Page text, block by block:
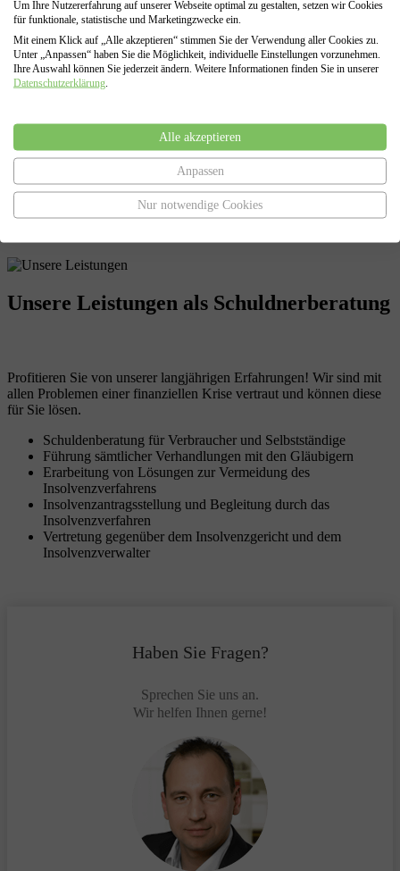
können.
Regel- oder Verbraucherinsolvenz
erstellen wir auf Grundlage aller zusammengetragenen Daten Ihren
Antrag auf Eröffnung der Insolvenz ( Privatinsolvenz oder
Regelinsolvenz) , sowie den Antrag auf Restschuldbefreiung.
Darüber hinaus vertreten wir Sie in allen Verfahrensabschnitten
eines Insolvenzverfahrens, von der Antragstellung bis zur Erteilung
der Restschuldbefreiung.
Unsere Leistungen als Schuldnerberatung
Profitieren Sie von unserer langjährigen Erfahrungen! Wir sind mit
allen Problemen einer finanziellen Krise vertraut und können diese
für Sie lösen.
Schuldenberatung für Verbraucher und Selbstständige
Führung sämtlicher Verhandlungen mit den Gläubigern
Erarbeitung von Lösungen zur Vermeidung des
Insolvenzverfahrens
Insolvenzantragsstellung und Begleitung durch das
Insolvenzverfahren
Vertretung gegenüber dem Insolvenzgericht und dem
Insolvenzverwalter
Haben Sie Fragen?
Sprechen Sie uns an.
Wir helfen Ihnen gerne!
Um Ihre Nutzererfahrung auf unserer Webseite optimal zu gestalten, setzen wir Cookies
für funktionale, statistische und Marketingzwecke ein.
Mit einem Klick auf „Alle akzeptieren“ stimmen Sie der Verwendung aller Cookies zu.
Unter „Anpassen“ haben Sie die Möglichkeit, individuelle Einstellungen vorzunehmen.
Ihre Auswahl können Sie jederzeit ändern. Weitere Informationen finden Sie in unserer
Datenschutzerklärung
Alle akzeptieren
Anpassen
Nur notwendige Cookies